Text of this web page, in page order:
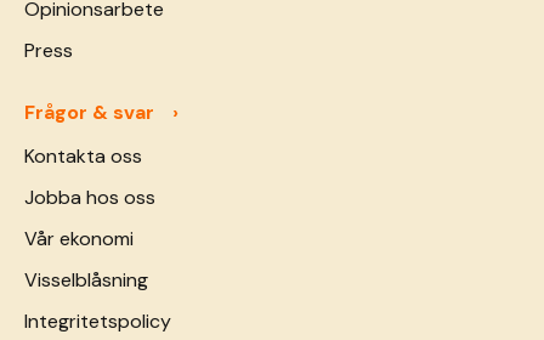
Opinionsarbete
Press
Frågor & svar
Kontakta oss
Jobba hos oss
Vår ekonomi
Visselblåsning
Integritetspolicy